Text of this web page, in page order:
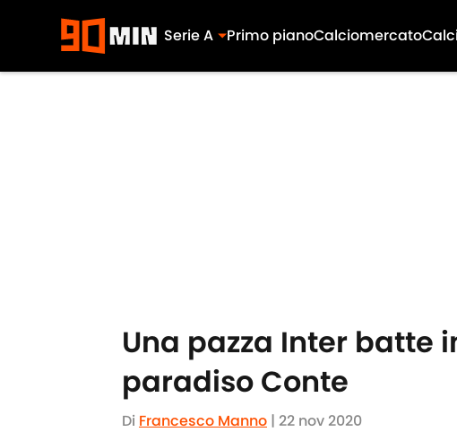
Serie A Primo pianoCalciomercato
Una pazza Inter batte
paradiso Conte
Di Francesco Manno | 22 nov 2020